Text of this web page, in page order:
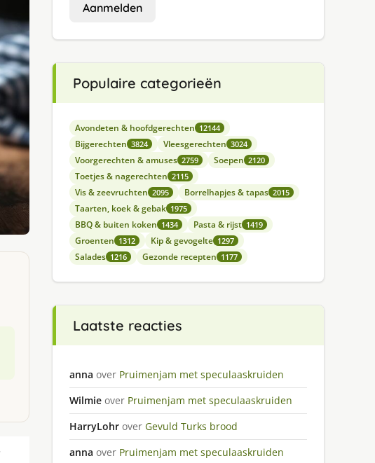
Aanmelden
Populaire categorieën
Avondeten & hoofdgerechten 12144
Bijgerechten 3824 Vleesgerechten 3024
Voorgerechten & amuses 2759 Soepen 2120
Toetjes & nagerechten 2115
Vis & zeevruchten 2095 Borrelhapjes & tapas 2015
Taarten, koek & gebak 1975
BBQ & buiten koken 1434 Pasta & rijst 1419
Groenten 1312 Kip & gevogelte 1297
Salades 1216 Gezonde recepten 1177
Laatste reacties
anna over Pruimenjam met speculaaskruiden
Wilmie over Pruimenjam met speculaaskruiden
HarryLohr over Gevuld Turks brood
anna over Pruimenjam met speculaaskruiden